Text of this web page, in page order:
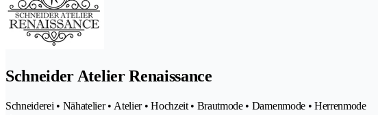
Schneider Atelier Renaissance
Schneiderei • Nähatelier • Atelier • Hochzeit • Brautmode • Damenmode • Herrenmode